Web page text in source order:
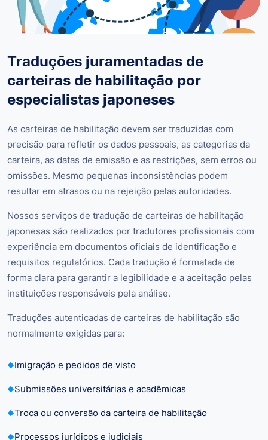
Traduções juramentadas de
carteiras de habilitação por
especialistas japoneses
As carteiras de habilitação devem ser traduzidas com
precisão para refletir os dados pessoais, as categorias da
carteira, as datas de emissão e as restrições, sem erros ou
omissões. Mesmo pequenas inconsistências podem
resultar em atrasos ou na rejeição pelas autoridades.
Nossos serviços de tradução de carteiras de habilitação
japonesas são realizados por tradutores profissionais com
experiência em documentos oficiais de identificação e
requisitos regulatórios. Cada tradução é formatada de
forma clara para garantir a legibilidade e a aceitação pelas
instituições responsáveis pela análise.
Traduções autenticadas de carteiras de habilitação são
normalmente exigidas para:
Imigração e pedidos de visto
Submissões universitárias e acadêmicas
Troca ou conversão da carteira de habilitação
Processos jurídicos e judiciais